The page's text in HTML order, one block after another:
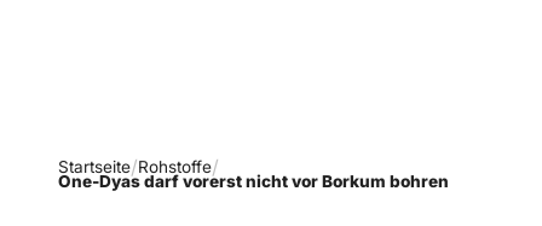
Startseite Rohstoffe
One-Dyas darf vorerst nicht vor Borkum bohren